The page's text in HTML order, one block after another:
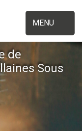
MENU
de
Sous